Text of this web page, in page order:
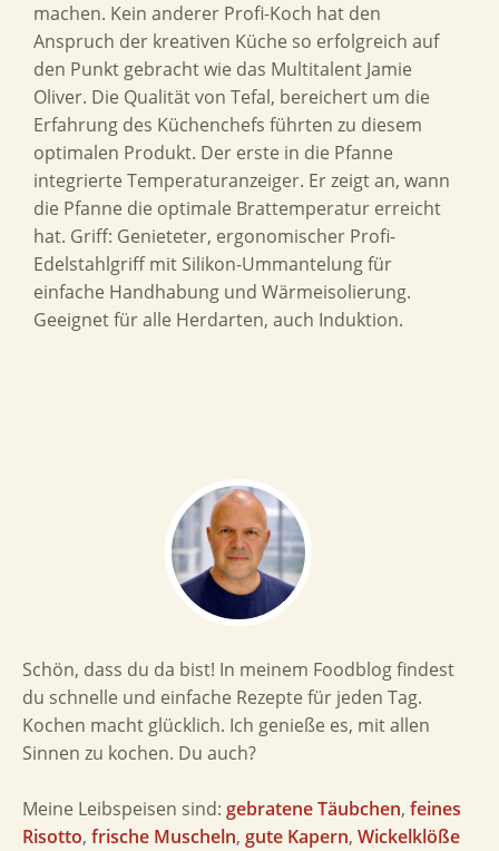
machen. Kein anderer Profi-Koch hat den
Anspruch der kreativen Küche so erfolgreich auf
den Punkt gebracht wie das Multitalent Jamie
Oliver. Die Qualität von Tefal, bereichert um die
Erfahrung des Küchenchefs führten zu diesem
optimalen Produkt. Der erste in die Pfanne
integrierte Temperaturanzeiger. Er zeigt an, wann
die Pfanne die optimale Brattemperatur erreicht
hat. Griff: Genieteter, ergonomischer Profi-
Edelstahlgriff mit Silikon-Ummantelung für
einfache Handhabung und Wärmeisolierung.
Geeignet für alle Herdarten, auch Induktion.
Schön, dass du da bist! In meinem Foodblog findest
du schnelle und einfache Rezepte für jeden Tag.
Kochen macht glücklich. Ich genieße es, mit allen
Sinnen zu kochen. Du auch?
Meine Leibspeisen sind: gebratene Täubchen, feines
Risotto, frische Muscheln, gute Kapern, Wickelklöße